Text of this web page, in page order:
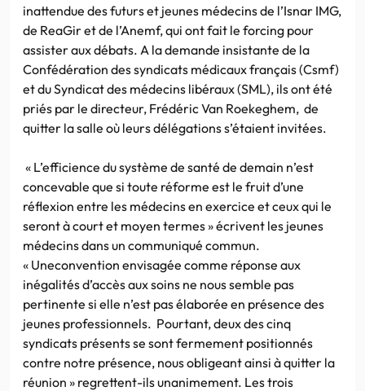
inattendue des futurs et jeunes médecins de l’Isnar IMG,
de ReaGir et de l’Anemf, qui ont fait le forcing pour
assister aux débats. A la demande insistante de la
Confédération des syndicats médicaux français (Csmf)
et du Syndicat des médecins libéraux (SML), ils ont été
priés par le directeur, Frédéric Van Roekeghem, de
quitter la salle où leurs délégations s’étaient invitées.
« L’efficience du système de santé de demain n’est
concevable que si toute réforme est le fruit d’une
réflexion entre les médecins en exercice et ceux qui le
seront à court et moyen termes » écrivent les jeunes
médecins dans un communiqué commun.
« Uneconvention envisagée comme réponse aux
inégalités d’accès aux soins ne nous semble pas
pertinente si elle n’est pas élaborée en présence des
jeunes professionnels. Pourtant, deux des cinq
syndicats présents se sont fermement positionnés
contre notre présence, nous obligeant ainsi à quitter la
réunion » regrettent-ils unanimement. Les trois